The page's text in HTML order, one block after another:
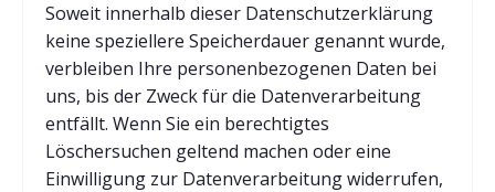
Soweit innerhalb dieser Datenschutzerklärung
keine speziellere Speicherdauer genannt wurde,
verbleiben Ihre personenbezogenen Daten bei
uns, bis der Zweck für die Datenverarbeitung
entfällt. Wenn Sie ein berechtigtes
Löschersuchen geltend machen oder eine
Einwilligung zur Datenverarbeitung widerrufen,